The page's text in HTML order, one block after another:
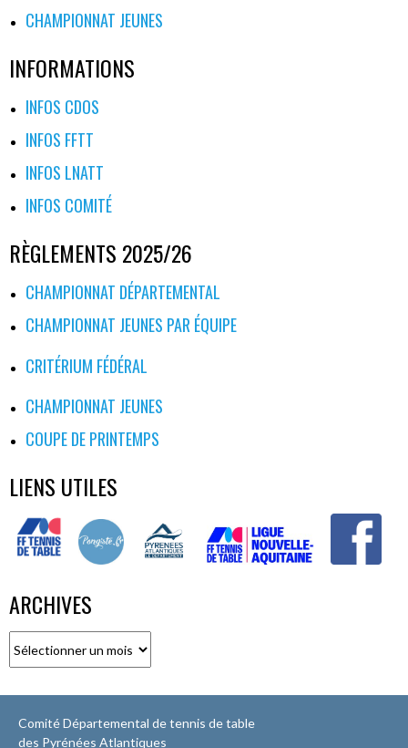
CHAMPIONNAT JEUNES
INFORMATIONS
INFOS CDOS
INFOS FFTT
INFOS LNATT
INFOS COMITÉ
RÈGLEMENTS 2025/26
CHAMPIONNAT DÉPARTEMENTAL
CHAMPIONNAT JEUNES PAR ÉQUIPE
CRITÉRIUM FÉDÉRAL
CHAMPIONNAT JEUNES
COUPE DE PRINTEMPS
LIENS UTILES
ARCHIVES
Comité Départemental de tennis de table
des Pyrénées Atlantiques